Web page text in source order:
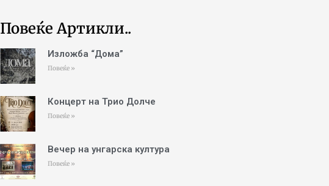
Повеќе Артикли..
Изложба “Дома”
Повеќе »
Концерт на Трио Долче
Повеќе »
Вечер на унгарска култура
Повеќе »